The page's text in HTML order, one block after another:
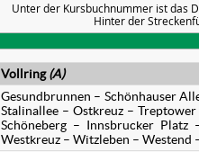
Unter der Kursbuchnummer ist das
Hinter der
Vollring(A)
Gesundbrunnen – Schönhauser
Stalinallee – Ostkreuz –
Schöneberg – Innsbrucker Platz
Westkreuz – Witzleben – Westend